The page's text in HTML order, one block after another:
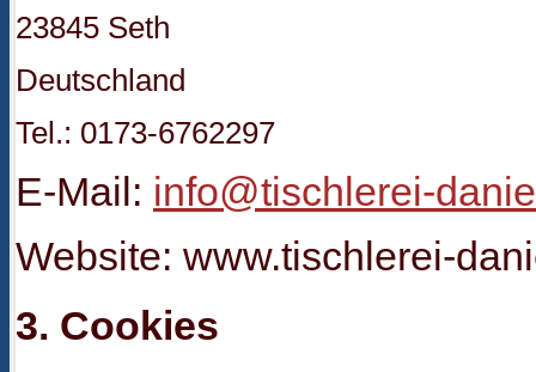
23845 Seth
Deutschland
Tel.: 0173-6762297
E-Mail: info@tischlerei-
Website: www.tischlerei-
3. Cookies